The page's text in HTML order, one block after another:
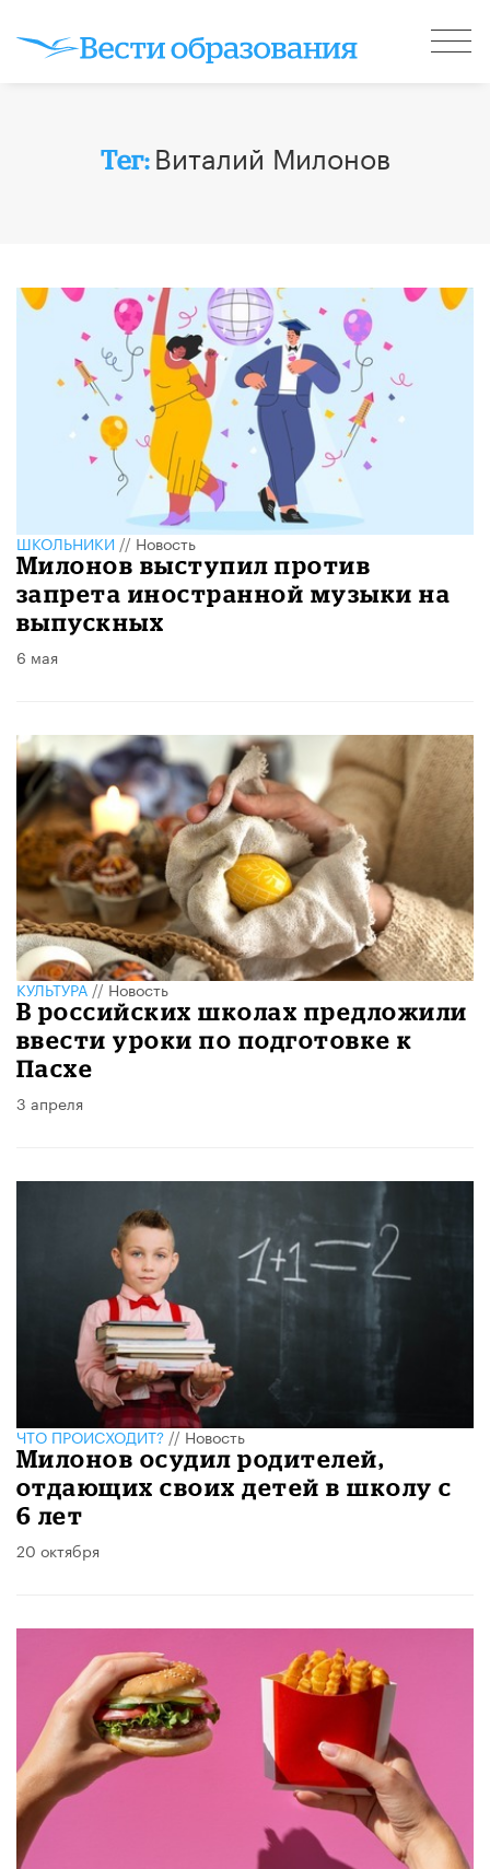
Тег: Виталий Милонов
ШКОЛЬНИКИ//Новость
Милонов выступил против
запрета иностранной музыки на
выпускных
6 мая
КУЛЬТУРА//Новость
В российских школах предложили
ввести уроки по подготовке к
Пасхе
3 апреля
ЧТО ПРОИСХОДИТ?//Новость
Милонов осудил родителей,
отдающих своих детей в школу с
6 лет
20 октября